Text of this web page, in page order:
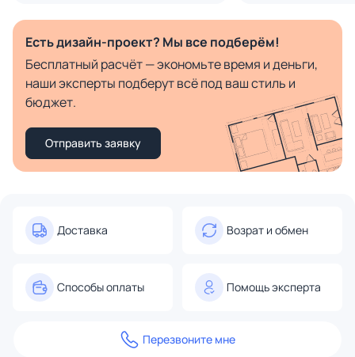
Есть дизайн-проект? Мы все подберём!
Бесплатный расчёт — экономьте время и деньги,
наши эксперты подберут всё под ваш стиль и
бюджет.
Отправить заявку
Доставка Возрат и обмен
Способы оплаты Помощь эксперта
Перезвоните мне